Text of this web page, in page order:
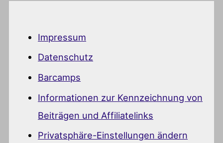
Impressum
Datenschutz
Barcamps
Informationen zur Kennzeichnung von
Beiträgen und Affiliatelinks
Privatsphäre-Einstellungen ändern